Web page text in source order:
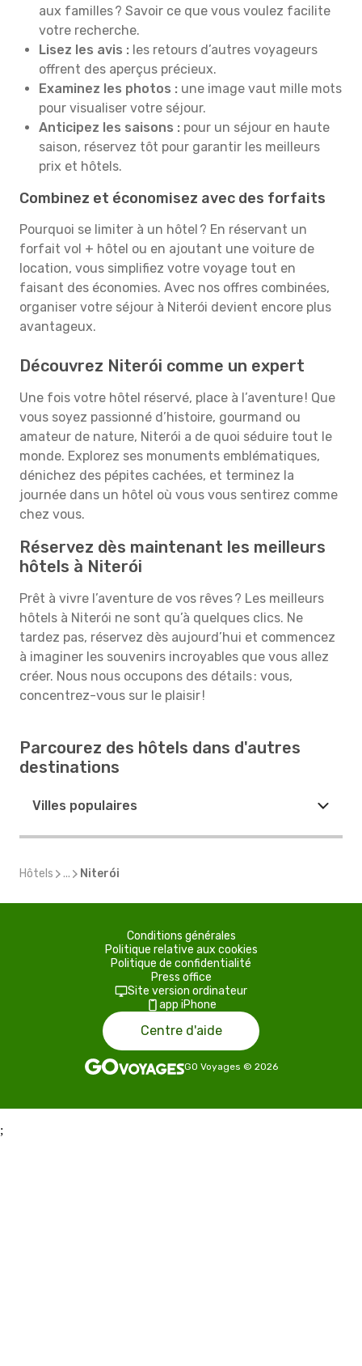
aux familles ? Savoir ce que vous voulez facilite
votre recherche.
Lisez les avis : les retours d’autres voyageurs
offrent des aperçus précieux.
Examinez les photos : une image vaut mille mots
pour visualiser votre séjour.
Anticipez les saisons : pour un séjour en haute
saison, réservez tôt pour garantir les meilleurs
prix et hôtels.
Combinez et économisez avec des forfaits
Pourquoi se limiter à un hôtel ? En réservant un
forfait vol + hôtel ou en ajoutant une voiture de
location, vous simplifiez votre voyage tout en
faisant des économies. Avec nos offres combinées,
organiser votre séjour à Niterói devient encore plus
avantageux.
Découvrez Niterói comme un expert
Une fois votre hôtel réservé, place à l’aventure ! Que
vous soyez passionné d’histoire, gourmand ou
amateur de nature, Niterói a de quoi séduire tout le
monde. Explorez ses monuments emblématiques,
dénichez des pépites cachées, et terminez la
journée dans un hôtel où vous vous sentirez comme
chez vous.
Réservez dès maintenant les meilleurs
hôtels à Niterói
Prêt à vivre l’aventure de vos rêves ? Les meilleurs
hôtels à Niterói ne sont qu’à quelques clics. Ne
tardez pas, réservez dès aujourd’hui et commencez
à imaginer les souvenirs incroyables que vous allez
créer. Nous nous occupons des détails : vous,
concentrez-vous sur le plaisir !
Parcourez des hôtels dans d'autres
destinations
Villes populaires
Hôtels ... Niterói
Conditions générales
Politique relative aux cookies
Politique de confidentialité
Press office
Site version ordinateur
app iPhone
Centre d'aide
GO Voyages © 2026
;